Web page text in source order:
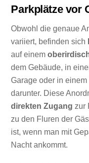
Parkplätze vor
Obwohl die genaue
variiert, befinden sich
auf einem
dem Gebäude, in
Garage oder in
darunter. Diese
direkten Zugang zur
zu den Fluren der
ist, wenn man mit
Nacht ankommt.